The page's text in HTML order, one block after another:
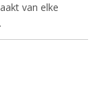
van elke